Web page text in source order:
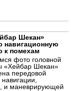
Шекан»
навигационную
к помехам
фото головной
«Хейбар Шекан»
передовой
и маневрирующей